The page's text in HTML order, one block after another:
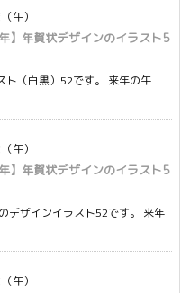
午）
】年賀状デザインのイラスト5
ト（白黒）52です。 来年の午
午）
】年賀状デザインのイラスト5
デザインイラスト52です。 来年
午）